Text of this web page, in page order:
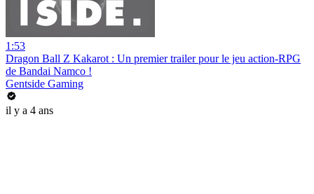
1:53
Dragon Ball Z Kakarot : Un premier trailer pour le jeu action-RPG
de Bandai Namco !
Gentside Gaming
il y a 4 ans